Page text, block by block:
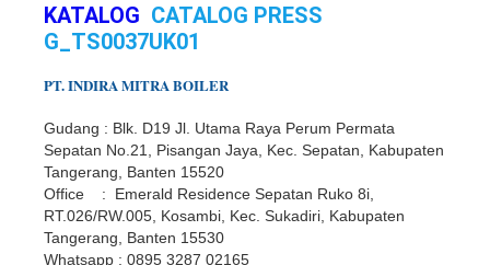
KATALOG CATALOG PRESS
G_TS0037UK01
PT.INDIRA MITRA BOILER
Gudang : Blk. D19 Jl. Utama Raya Perum Permata
Sepatan No.21, Pisangan Jaya, Kec. Sepatan, Kabupaten
Tangerang, Banten 15520
Office : Emerald Residence Sepatan Ruko 8i,
RT.026/RW.005, Kosambi, Kec. Sukadiri, Kabupaten
Tangerang, Banten 15530
Whatsapp : 0895 3287 02165